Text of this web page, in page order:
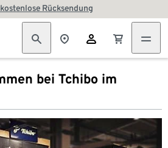
Rücksendung
bei Tchibo im